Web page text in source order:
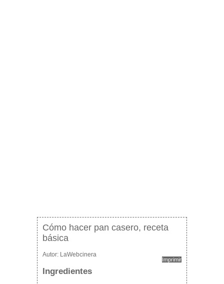
Cómo hacer pan casero, receta
básica
Imprimir
Autor: LaWebcinera
Ingredientes